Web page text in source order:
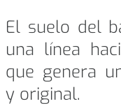
El suelo del
una línea
que genera
y original.